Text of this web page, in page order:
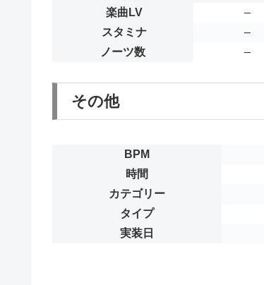
楽曲LV
–
スタミナ
–
ノーツ数
–
その他
BPM
時間
カテゴリー
タイプ
実装日